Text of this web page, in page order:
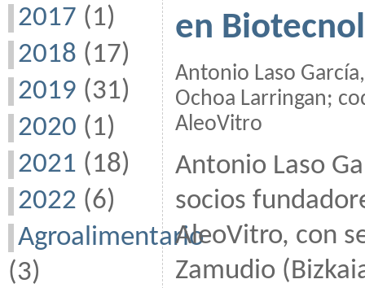
2017 (1)
2018 (17)
2019 (31)
2020 (1)
2021 (18)
2022 (6)
Agroalimentario
(3)
en
Antonio Laso
Ochoa Larringan;
AleoVitro
Antonio Laso
socios
AleoVitro, con
Zamudio